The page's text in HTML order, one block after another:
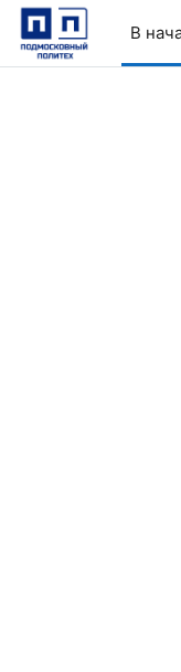
Перейти к основному
В